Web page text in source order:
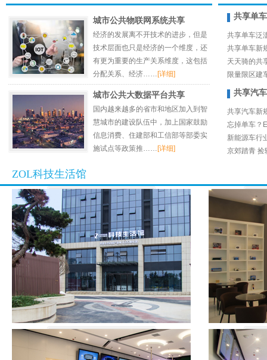
城市公共物联网系统共享
经济的发展离不开技术的进步，但是
技术层面也只是经济的一个维度，还
有更为重要的生产关系维度，这包括
分配关系、经济…… [详细]
城市公共大数据平台共享
国内越来越多的省市和地区加入到智
慧城市的建设队伍中，加上国家鼓励
信息消费、住建部和工信部等部委实
施试点等政策推…… [详细]
共享单车
共享单车泛
共享单车新
天天骑的共
限量限区建
共享汽车
共享汽车新
忘掉单车？
新能源车行
京郊踏青
ZOL科技生活馆